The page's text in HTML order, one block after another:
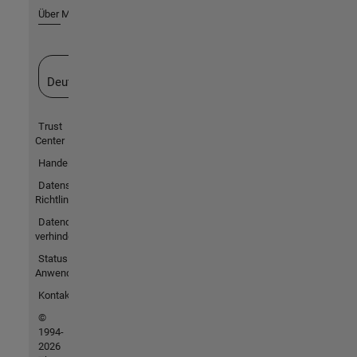
Über MathWorks
Deutschland
Trust
Center
Handelsmarken
Datenschutz-
Richtlinien
Datendiebstahl
verhindern
Status von
Anwendungen
Kontakt
©
1994-
2026